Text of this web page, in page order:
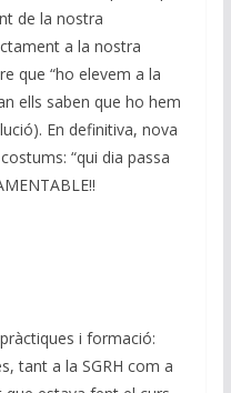
de la nostra
a la nostra
que “ho elevem a la
ells saben que ho hem
En definitiva, nova
“qui dia passa
i formació:
tant a la SGRH com a